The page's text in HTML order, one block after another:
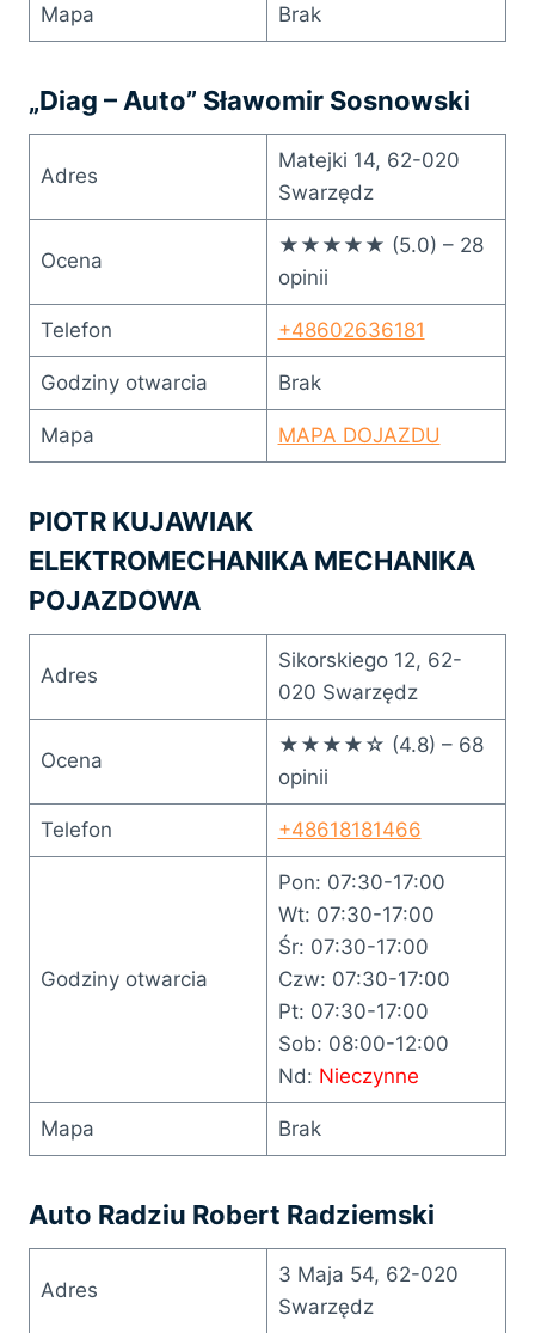
Mapa Brak
„Diag – Auto” Sławomir Sosnowski
Adres
Matejki 14, 62-020
Swarzędz
Ocena
★★★★★ (5.0) – 28
opinii
Telefon +48602636181
Godziny otwarcia Brak
Mapa MAPA DOJAZDU
PIOTR KUJAWIAK
ELEKTROMECHANIKA MECHANIKA
POJAZDOWA
Adres
Sikorskiego 12, 62-
020 Swarzędz
Ocena
★★★★☆ (4.8) – 68
opinii
Telefon +48618181466
Godziny otwarcia
Pon: 07:30-17:00
Wt: 07:30-17:00
Śr: 07:30-17:00
Czw: 07:30-17:00
Pt: 07:30-17:00
Sob: 08:00-12:00
Nd: Nieczynne
Mapa Brak
Auto Radziu Robert Radziemski
Adres
3 Maja 54, 62-020
Swarzędz